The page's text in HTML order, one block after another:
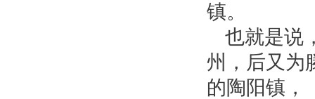
镇。
也就是说
州，后又为
的陶阳镇，